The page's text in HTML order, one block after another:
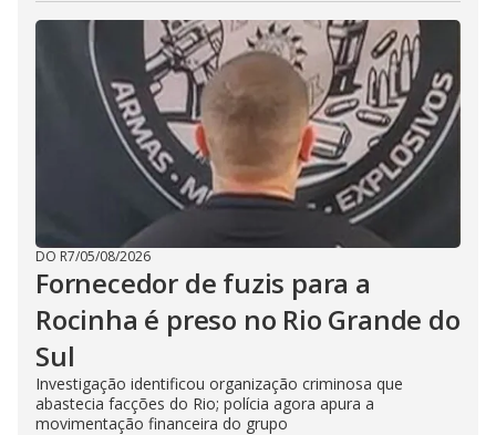
DO R7/05/08/2026
Fornecedor de fuzis para a
Rocinha é preso no Rio Grande do
Sul
Investigação identificou organização criminosa que
abastecia facções do Rio; polícia agora apura a
movimentação financeira do grupo